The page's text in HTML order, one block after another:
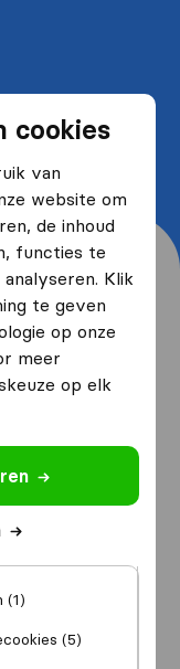
cookies
van
website om
de inhoud
functies te
Klik
te geven
op onze
meer
op elk
(1)
(5)
van
tot
waar